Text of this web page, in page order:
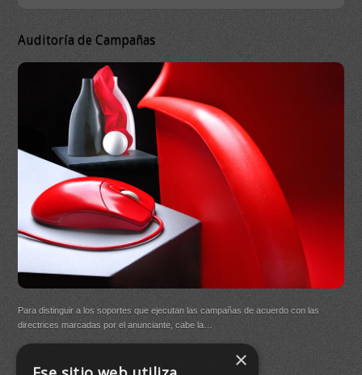
Auditoría de Campañas
Para distinguir a los soportes que ejecutan las campañas de acuerdo con las
directrices marcadas por el anunciante, cabe la…
×